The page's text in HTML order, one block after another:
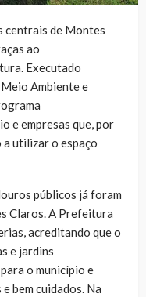
centrais de Montes
ao
Executado
Ambiente e
e empresas que, por
utilizar o espaço
públicos já foram
Claros. A Prefeitura
acreditando que o
e jardins
o município e
bem cuidados. Na